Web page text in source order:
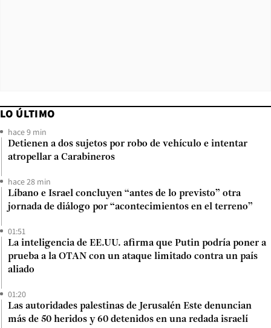
LO ÚLTIMO
hace 9 min
Detienen a dos sujetos por robo de vehículo e intentar
atropellar a Carabineros
hace 28 min
Líbano e Israel concluyen “antes de lo previsto” otra
jornada de diálogo por “acontecimientos en el terreno”
01:51
La inteligencia de EE.UU. afirma que Putin podría poner a
prueba a la OTAN con un ataque limitado contra un país
aliado
01:20
Las autoridades palestinas de Jerusalén Este denuncian
más de 50 heridos y 60 detenidos en una redada israelí